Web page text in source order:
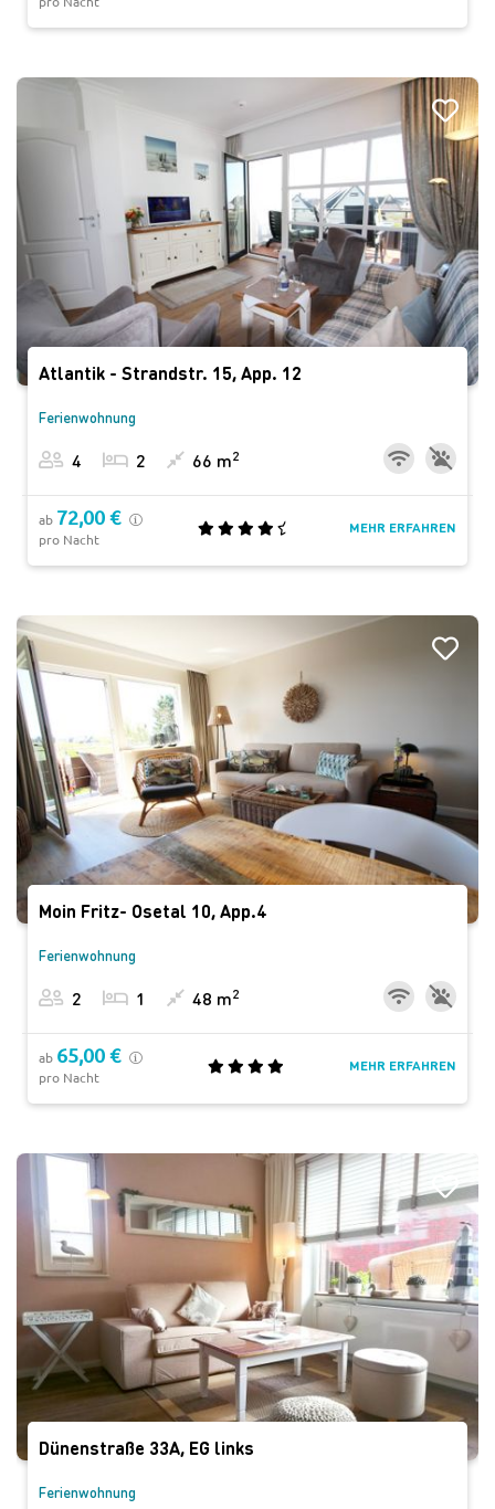
Atlantik - Strandstr. 15, App. 12
Ferienwohnung
4 2 66 m2
ab 72,00 €
pro Nacht
MEHR ERFAHREN
Moin Fritz- Osetal 10, App.4
Ferienwohnung
2 1 48 m2
ab 65,00 €
pro Nacht
MEHR ERFAHREN
Dünenstraße 33A, EG links
Ferienwohnung